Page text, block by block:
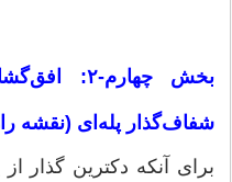
بخش چهارم-
شفاف‌گذار پله‌ای (نقشه راه ۴
برای آنکه دکترین گذار